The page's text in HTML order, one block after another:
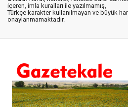
içeren, imla kuralları ile yazılmamış,
Türkçe karakter kullanılmayan ve büyük
onaylanmamaktadır.